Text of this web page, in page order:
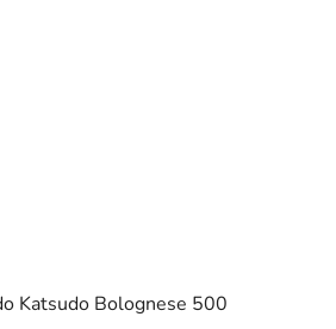
Katsudo Bolognese 500